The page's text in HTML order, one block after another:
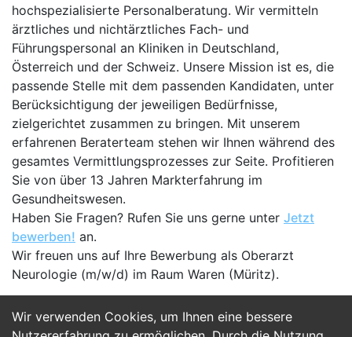
Wir verwenden Cookies, um Ihnen eine bessere
hochspezialisierte Personalberatung. Wir vermitteln
ärztliches und nichtärztliches Fach- und
Führungspersonal an Kliniken in Deutschland,
Österreich und der Schweiz. Unsere Mission ist es, die
passende Stelle mit dem passenden Kandidaten, unter
Berücksichtigung der jeweiligen Bedürfnisse,
zielgerichtet zusammen zu bringen. Mit unserem
erfahrenen Beraterteam stehen wir Ihnen während des
gesamtes Vermittlungsprozesses zur Seite. Profitieren
Sie von über 13 Jahren Markterfahrung im
Gesundheitswesen.
Haben Sie Fragen? Rufen Sie uns gerne unter Jetzt
bewerben! an.
Wir freuen uns auf Ihre Bewerbung als Oberarzt
Neurologie (m/w/d) im Raum Waren (Müritz).
Jetzt Bewerben